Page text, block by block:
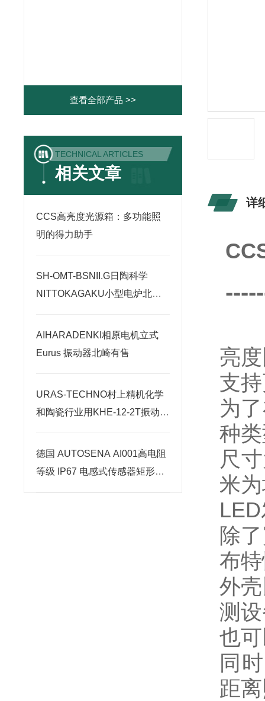
查看全部产品 >>
TECHNICAL ARTICLES
相关文章
CCS高亮度光源箱：多功能照
明的得力助手
SH-OMT-BSNII.G日陶科学
NITTOKAGAKU小型电炉北崎
AIHARADENKI相原电机立式
Eurus 振动器北崎有售
URAS-TECHNO村上精机化学
和陶瓷行业用KHE-12-2T振动电
德国 AUTOSENA AI001高电阻
等级 IP67 电感式传感器矩形北
详
亮
支
为
种
尺
米
除
布
外
测
也
同
距